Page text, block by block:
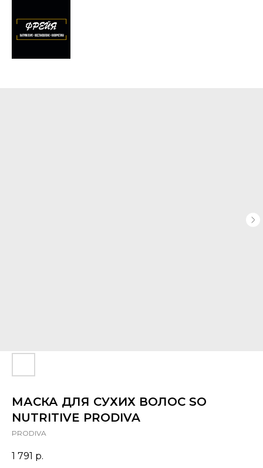
МАСКА ДЛЯ СУХИХ ВОЛОС SO
NUTRITIVE PRODIVA
PRODIVA
1 791 р.